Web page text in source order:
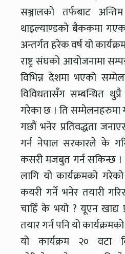
सञ्जालको तर्फबाट
थाइल्याण्डको बैककमा
अन्तर्गत हरेक वर्ष यो
राष्ट्र संघको आयोजनामा
विभिन्न देशमा भएको
विविधतासँग सम्बन्धित
गरेका छ । ति सम्मेलनहरुमा
गछौं भनेर प्रतिवद्धता
गर्न नेपाल सरकारले के
कसरी मजबुत गर्न सकिन्छ ।
लागि यो कार्यक्रमको
कयरी गर्ने भनेर तयारी
चाहिँ के भयो ? यूएन खाद्य
तयार गर्न पनि यो
यो कार्यक्रम २० वटा